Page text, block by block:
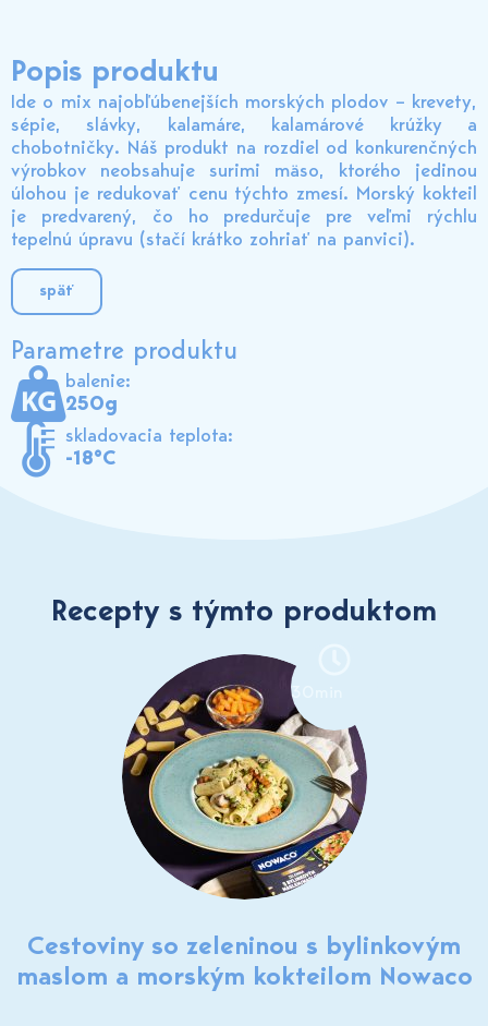
Popis produktu
Ide o mix najobľúbenejších morských plodov – krevety,
sépie, slávky, kalamáre, kalamárové krúžky a
chobotničky. Náš produkt na rozdiel od konkurenčných
výrobkov neobsahuje surimi mäso, ktorého jedinou
úlohou je redukovať cenu týchto zmesí. Morský kokteil
je predvarený, čo ho predurčuje pre veľmi rýchlu
tepelnú úpravu (stačí krátko zohriať na panvici).
späť
Parametre produktu
balenie:
250g
skladovacia teplota:
-18°C
Recepty s týmto produktom
30min
Cestoviny so zeleninou s bylinkovým
maslom a morským kokteilom Nowaco